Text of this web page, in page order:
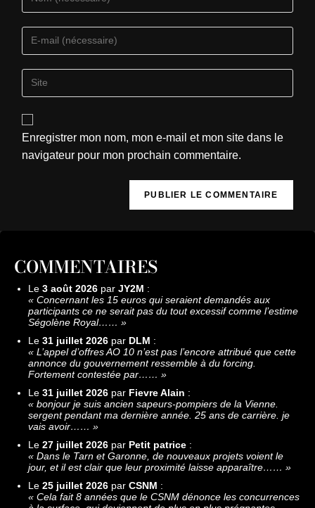
Enregistrer mon nom, mon e-mail et mon site dans le
navigateur pour mon prochain commentaire.
COMMENTAIRES
Le 3 août 2026 par JY2M :
« Concernant les 15 euros qui seraient demandés aux
participants ce ne serait pas du tout excessif comme l’estime
Ségolène Royal…… »
Le 31 juillet 2026 par DLM :
« L’appel d’offres AO 10 n’est pas l’encore attribué que cette
annonce du gouvernement ressemble à du forcing.
Fortement contestée par…… »
Le 31 juillet 2026 par Fievre Alain :
« bonjour je suis ancien sapeurs-pompiers de la Vienne.
sergent pendant ma dernière année. 25 ans de carrière. je
vais avoir…… »
Le 27 juillet 2026 par Petit patrice :
« Dans le Tarn et Garonne, de nouveaux projets voient le
jour, et il est clair que leur proximité laisse apparaître…… »
Le 25 juillet 2026 par CSNM :
« Cela fait 8 années que le CSNM dénonce les concurrences